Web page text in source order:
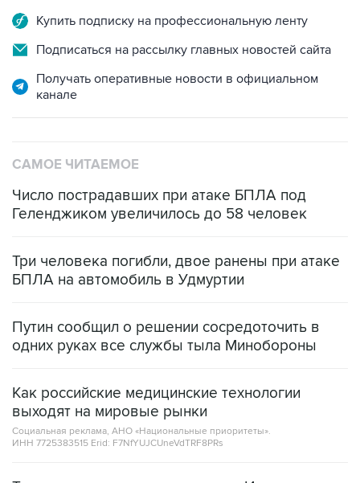
Купить подписку на профессиональную ленту
Подписаться на рассылку главных новостей сайта
Получать оперативные новости в официальном
канале
САМОЕ ЧИТАЕМОЕ
Число пострадавших при атаке БПЛА под
Геленджиком увеличилось до 58 человек
Три человека погибли, двое ранены при атаке
БПЛА на автомобиль в Удмуртии
Путин сообщил о решении сосредоточить в
одних руках все службы тыла Минобороны
Как российские медицинские технологии
выходят на мировые рынки
Социальная реклама, АНО «Национальные приоритеты».
ИНН 7725383515 Erid: F7NfYUJCUneVdTRF8PRs